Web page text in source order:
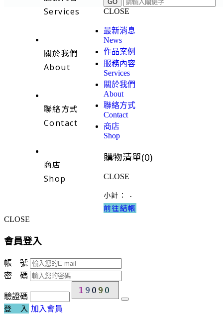
Services
關於我們
About
聯絡方式
Contact
商店
Shop
CLOSE
最新消息
News
作品案例
服務內容
Services
關於我們
About
聯絡方式
Contact
商店
Shop
購物清單(0)
CLOSE
小計： -
前往結帳
CLOSE
會員登入
帳 號
密 碼
驗證碼
登 入 加入會員